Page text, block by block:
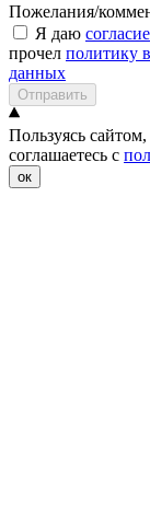
Пожелания/
Я даю согласие
прочел политику
данных
Отправить
Пользуясь
соглашаетесь с
ок